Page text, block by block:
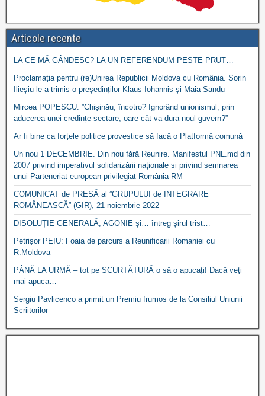
Articole recente
LA CE MĂ GÂNDESC? LA UN REFERENDUM PESTE PRUT…
Proclamația pentru (re)Unirea Republicii Moldova cu România. Sorin
Ilieșiu le-a trimis-o președinților Klaus Iohannis și Maia Sandu
Mircea POPESCU: ”Chișinău, încotro? Ignorând unionismul, prin
aducerea unei credințe sectare, oare cât va dura noul guvern?”
Ar fi bine ca forțele politice provestice să facă o Platformă comună
Un nou 1 DECEMBRIE. Din nou fără Reunire. Manifestul PNL.md din
2007 privind imperativul solidarizării naționale si privind semnarea
unui Parteneriat european privilegiat România-RM
COMUNICAT de PRESĂ al ”GRUPULUI de INTEGRARE
ROMÂNEASCĂ” (GIR), 21 noiembrie 2022
DISOLUȚIE GENERALĂ, AGONIE și… întreg șirul trist…
Petrișor PEIU: Foaia de parcurs a Reunificarii Romaniei cu
R.Moldova
PÂNĂ LA URMĂ – tot pe SCURTĂTURĂ o să o apucați! Dacă veți
mai apuca…
Sergiu Pavlicenco a primit un Premiu frumos de la Consiliul Uniunii
Scriitorilor